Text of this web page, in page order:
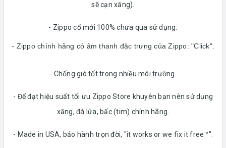
sẽ cạn xăng).
- Zippo cổ mới 100% chưa qua sử dụng.
- Zippo chính hãng có âm thanh đặc trưng của Zippo: "Click".
- Chống gió tốt trong nhiều môi trường.
- Để đạt hiệu suất tối ưu Zippo Store khuyên bạn nên sử dụng
xăng, đá lửa, bấc (tim) chính hãng.
- Made in USA, bảo hành trọn đời, "it works or we fix it free™".